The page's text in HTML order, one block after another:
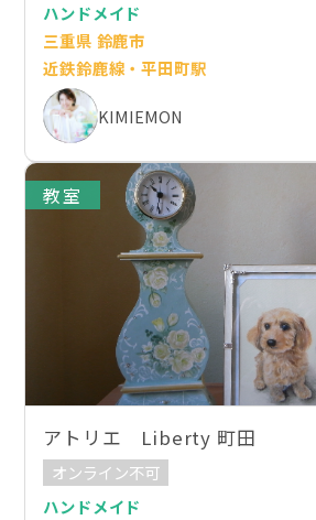
ハンドメイド
三重県 鈴鹿市
近鉄鈴鹿線・平田町駅
KIMIEMON
教室
アトリエ Liberty 町田
オンライン不可
ハンドメイド